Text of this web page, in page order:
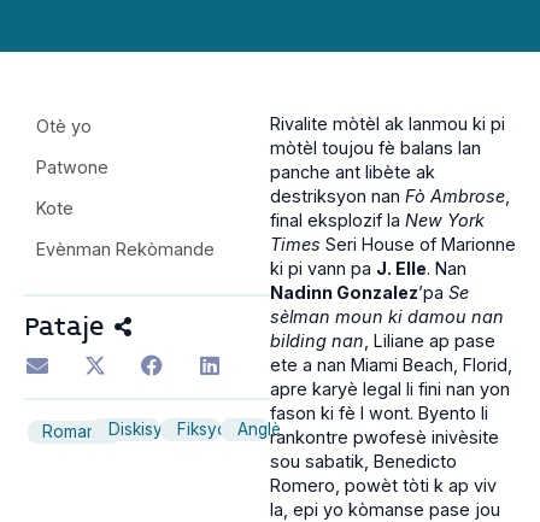
Otè yo
Patwone
Kote
Evènman Rekòmande
Pataje
Romans DiskisyonFiksyonAnglè
Rivalite mòtèl ak lanmou ki pi
mòtèl toujou fè balans lan
panche ant libète ak
destriksyon nan Fò Ambrose,
final eksplozif la New York
Times Seri House of Marionne
ki pi vann pa J. Elle. Nan
Nadinn Gonzalez’pa Se
sèlman moun ki damou nan
bilding nan, Liliane ap pase
ete a nan Miami Beach, Florid,
apre karyè legal li fini nan yon
fason ki fè l wont. Byento li
rankontre pwofesè inivèsite
sou sabatik, Benedicto
Romero, powèt tòti k ap viv
la, epi yo kòmanse pase jou